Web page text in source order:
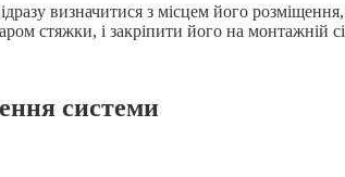
визначитися з місцем його
стяжки, і закріпити його на
системи